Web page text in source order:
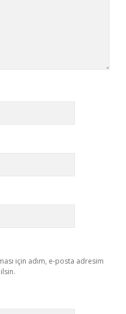
için adım, e-posta adresim